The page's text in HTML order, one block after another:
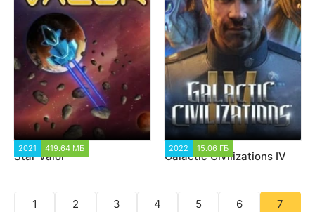
2021 419.64 МБ
Star Valor
2022 15.06 ГБ
Galactic Civilizations IV
1 2 3 4 5 6
7